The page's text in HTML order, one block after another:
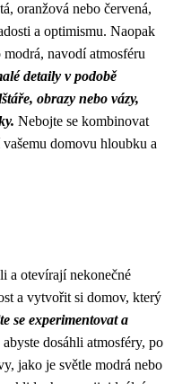
oranžová nebo červená,
a optimismu. Naopak
navodí atmosféru
detaily v podobě
obrazy nebo vázy,
Nebojte se kombinovat
domovu hloubku a
a otevírají nekonečné
a vytvořit si domov, který
se experimentovat a
abyste dosáhli atmosféry, po
jako je světle modrá nebo